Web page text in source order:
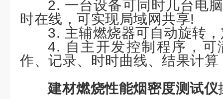
2. 一台设备可同时几台电
时在线，可实现局域网共享!
3. 主辅燃烧器可自动旋转
4. 自主开发控制程序，可
作、记录、时时曲线、结果计算
建材燃烧性能烟密度测试仪